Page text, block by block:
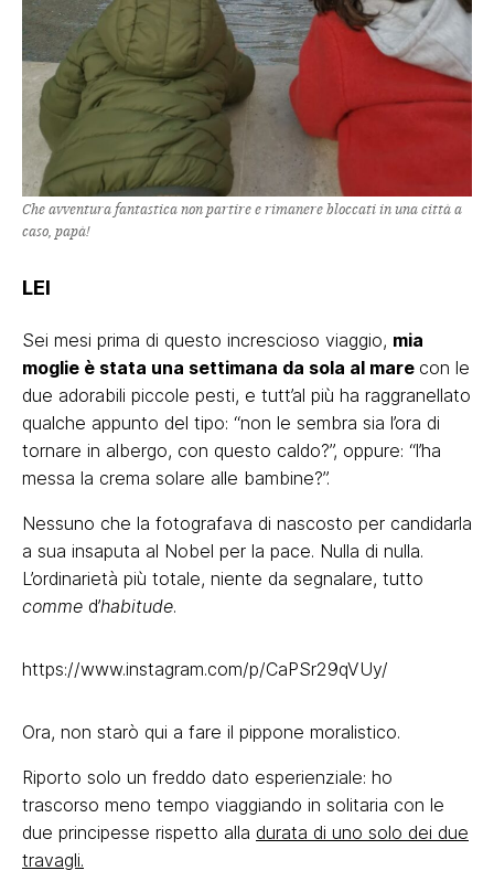
Che avventura fantastica non partire e rimanere bloccati in una città a
caso, papà!
LEI
Sei mesi prima di questo increscioso viaggio, mia
moglie è stata una settimana da sola al mare con le
due adorabili piccole pesti, e tutt’al più ha raggranellato
qualche appunto del tipo: “non le sembra sia l’ora di
tornare in albergo, con questo caldo?”, oppure: “l’ha
messa la crema solare alle bambine?”.
Nessuno che la fotografava di nascosto per candidarla
a sua insaputa al Nobel per la pace. Nulla di nulla.
L’ordinarietà più totale, niente da segnalare, tutto
comme d’habitude.
https://www.instagram.com/p/CaPSr29qVUy/
Ora, non starò qui a fare il pippone moralistico.
Riporto solo un freddo dato esperienziale: ho
trascorso meno tempo viaggiando in solitaria con le
due principesse rispetto alla durata di uno solo dei due
travagli.